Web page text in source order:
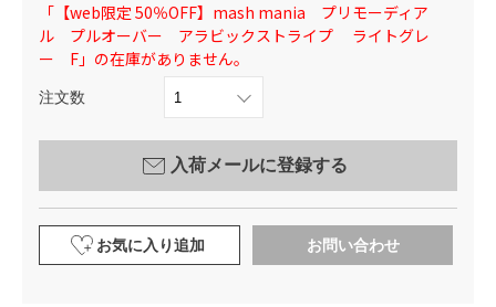
「【web限定 50％OFF】mash mania プリモーディア
ル プルオーバー アラビックストライプ ライトグレ
ー F」の在庫がありません。
注文数
入荷メールに登録する
お気に入り追加 お問い合わせ